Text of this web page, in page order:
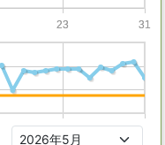
23 31
23 31